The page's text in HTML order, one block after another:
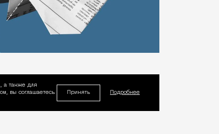
а также для
вы соглашаетесь
Принять Подробнее